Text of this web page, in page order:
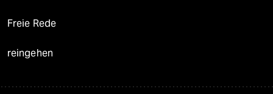
Freie Rede
reingehen